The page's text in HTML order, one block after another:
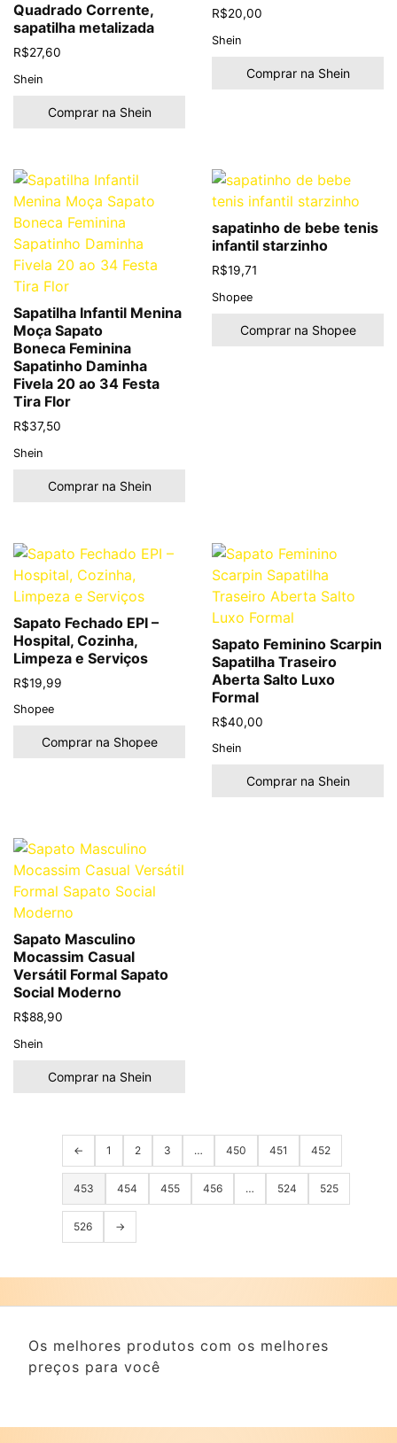
Quadrado Corrente,
sapatilha metalizada
R$27,60
Shein
Comprar na Shein
R$20,00
Shein
Comprar na Shein
Sapatilha Infantil Menina
Moça Sapato
Boneca Feminina
Sapatinho Daminha
Fivela 20 ao 34 Festa
Tira Flor
R$37,50
Shein
Comprar na Shein
sapatinho de bebe tenis
infantil starzinho
R$19,71
Shopee
Comprar na Shopee
Sapato Fechado EPI –
Hospital, Cozinha,
Limpeza e Serviços
R$19,99
Shopee
Comprar na Shopee
Sapato Feminino Scarpin
Sapatilha Traseiro
Aberta Salto Luxo
Formal
R$40,00
Shein
Comprar na Shein
Sapato Masculino
Mocassim Casual
Versátil Formal Sapato
Social Moderno
R$88,90
Shein
Comprar na Shein
← 1 2 3 … 450 451 452
453 454 455 456 … 524 525
526 →
Os melhores produtos com os melhores
preços para você